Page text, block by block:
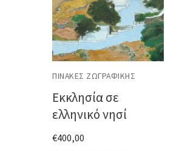
ΠΊΝΑΚΕΣ ΖΩΓΡΑΦΙΚΉΣ
Εκκλησία σε
ελληνικό νησί
€400,00